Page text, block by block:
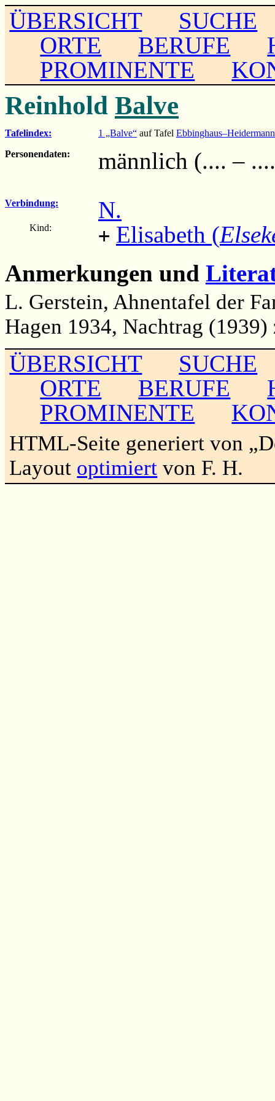
ÜBERSICHT
SUCHE
ORTE
BERUFE
PROMINENTE
Reinhold Balve
Tafelindex: 1 „Balve“ auf Tafel
Personendaten:
männlich (.... –
Verbindung: N.
Kind: + Elisabeth (
Anmerkungen und
L. Gerstein, Ahnentafel der
Hagen 1934, Nachtrag (1939)
ÜBERSICHT
SUCHE
ORTE
BERUFE
PROMINENTE
HTML-Seite generiert von
Layout optimiert von F. H.